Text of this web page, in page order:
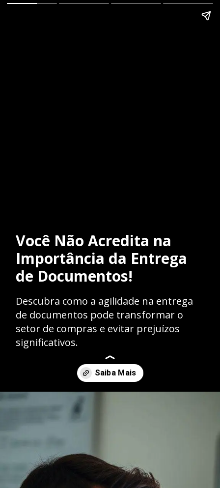
Você Não Acredita na
Importância da Entrega
de Documentos!
Descubra como a agilidade na entrega
de documentos pode transformar o
setor de compras e evitar prejuízos
significativos.